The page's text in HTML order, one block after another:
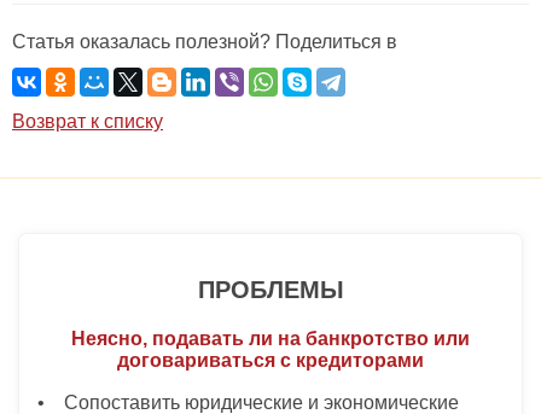
Статья оказалась полезной? Поделиться в
Возврат к списку
ПРОБЛЕМЫ
Неясно, подавать ли на банкротство или
договариваться с кредиторами
• Сопоставить юридические и экономические